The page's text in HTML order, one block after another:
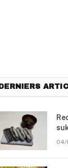
DERNIERS
04/